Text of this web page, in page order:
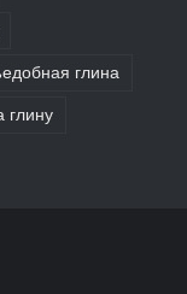
глина
глину